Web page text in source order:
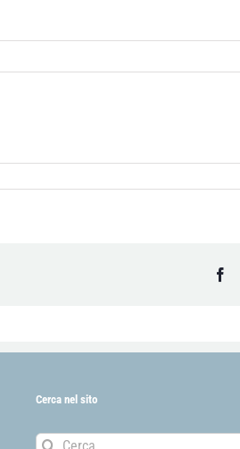
Cerca nel sito
Cerca